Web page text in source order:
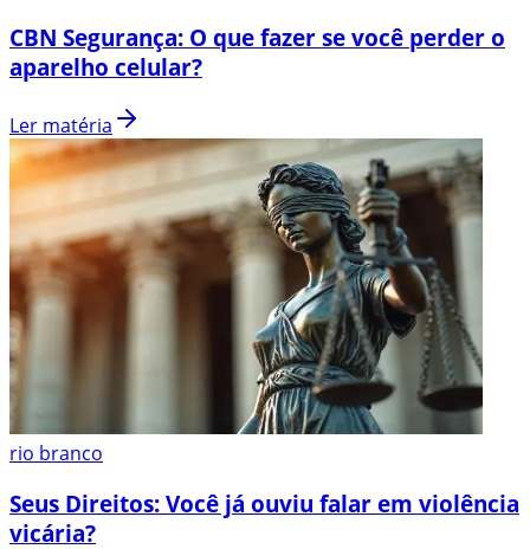
CBN Segurança: O que fazer se você perder o
aparelho celular?
Ler matéria
rio branco
Seus Direitos: Você já ouviu falar em violência
vicária?